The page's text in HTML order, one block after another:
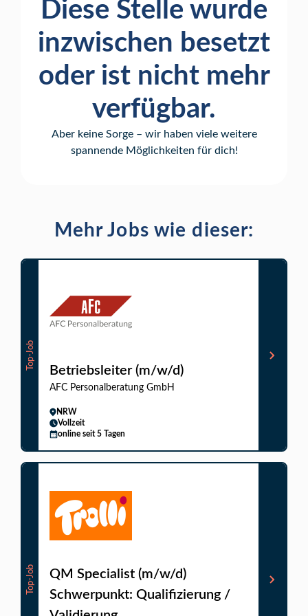
Diese Stelle wurde
inzwischen besetzt
oder ist nicht mehr
verfügbar.
Aber keine Sorge – wir haben viele weitere
spannende Möglichkeiten für dich!
Mehr Jobs wie dieser:
Top-Job
Betriebsleiter (m/w/d)
AFC Personalberatung GmbH
NRW
Vollzeit
online seit 5 Tagen
Top-Job
QM Specialist (m/w/d)
Schwerpunkt: Qualifizierung /